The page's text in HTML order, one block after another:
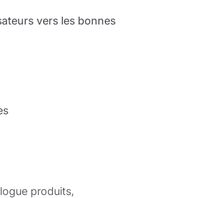
vers les bonnes
produits,